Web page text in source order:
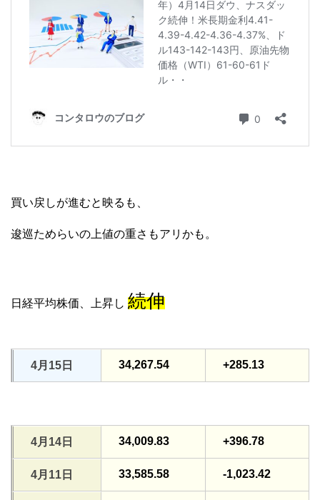
買い戻しが進むと映るも、
逡巡ためらいの上値の重さもアリかも。
日経平均株価、上昇し 続伸
4月15日 34,267.54 +285.13
4月14日 34,009.83 +396.78
4月11日 33,585.58 -1,023.42